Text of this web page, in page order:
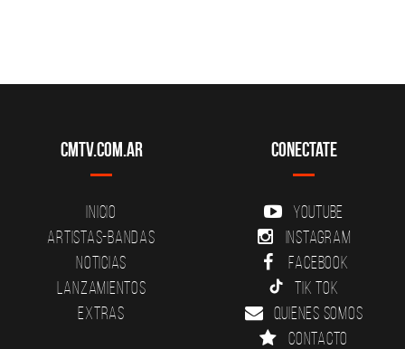
CMTV.com.ar
Inicio
Artistas-Bandas
Noticias
Lanzamientos
Extras
Conectate
YouTube
Instagram
Facebook
Tik Tok
Quienes somos
Contacto